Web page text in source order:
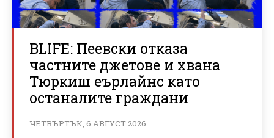
BLIFE: Пеевски отказа
частните джетове и хвана
Тюркиш еърлайнс като
останалите граждани
ЧЕТВЪРТЪК, 6 АВГУСТ 2026